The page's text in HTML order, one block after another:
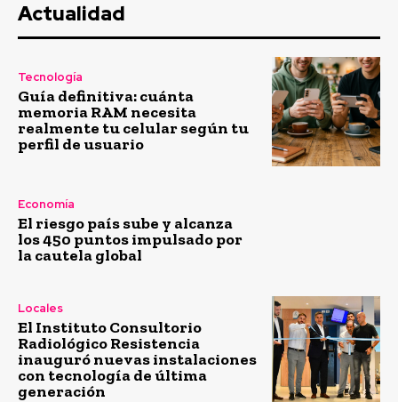
Actualidad
Tecnología
Guía definitiva: cuánta
memoria RAM necesita
realmente tu celular según tu
perfil de usuario
Economía
El riesgo país sube y alcanza
los 450 puntos impulsado por
la cautela global
Locales
El Instituto Consultorio
Radiológico Resistencia
inauguró nuevas instalaciones
con tecnología de última
generación